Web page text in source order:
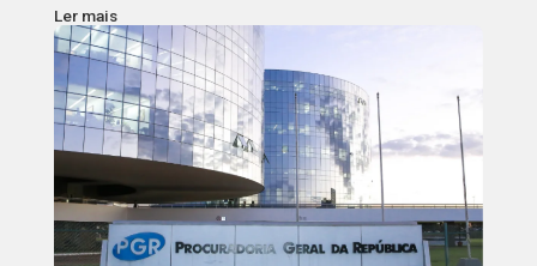
Ler mais